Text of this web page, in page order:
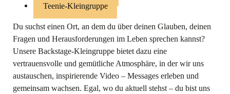
Teenie-Kleingruppe
Du suchst einen Ort, an dem du über deinen Glauben, deinen
Fragen und Herausforderungen im Leben sprechen kannst?
Unsere Backstage-Kleingruppe bietet dazu eine
vertrauensvolle und gemütliche Atmosphäre, in der wir uns
austauschen, inspirierende Video – Messages erleben und
gemeinsam wachsen. Egal, wo du aktuell stehst – du bist uns